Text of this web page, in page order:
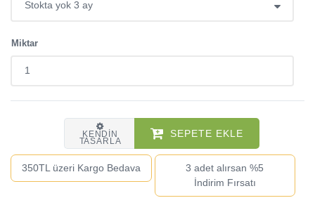
Miktar
KENDIN
TASARLA
SEPETE EKLE
350TL üzeri Kargo Bedava
3 adet alırsan %5
İndirim Fırsatı